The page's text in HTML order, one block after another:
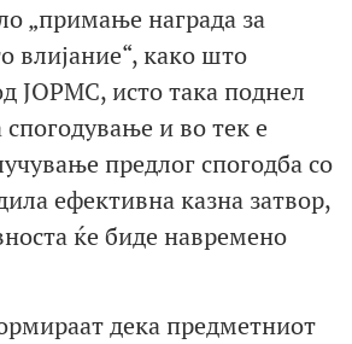
„примање награда за
влијание“, како што
ЈОРМС, исто така поднел
и во тек е
предлог спогодба со
ефективна казна затвор,
ќе биде навремено
дека предметниот